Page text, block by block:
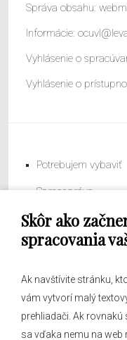
Skôr ako
spracovania
Ak navštívite stránku,
vám vytvorí malý
prehliadači. Ak
sa vďaka nemu na web
Správa obsahu:
Informácie:
Vyhlásenie o
Vyhlásenie o
Potrebujem vybaviť
Samospráva
Obecný úrad
O obci